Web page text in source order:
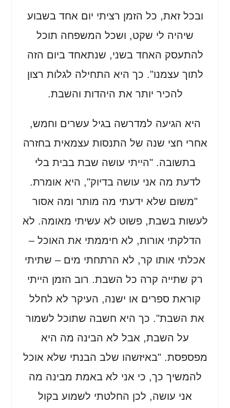
ובכל זאת, כל הזמן רציתי יום אחד בשבוע
שיהיה לי שקט, ושכל המשפחה תוכל
להתעסק האחד בשני, שנתאחד ביום הזה
לתוך עצמנו". כך היא התחילה לגלות רצון
להכיר יותר את היהדות והשבת.
היא הגיעה למדרשה בגיל עשרים וחמש,
אחרי חצי שנה של התנסות עצמאית בחזרה
בתשובה. "הייתי עושה שבת בבית בלי
לדעת מה אני עושה בדיוק", היא אומרת.
"משום שלא ידעתי מה מותר ומה אסור
לעשות בשבת, פשוט לא עשיתי מאומה. לא
הדלקתי אורות, לא חיממתי את האוכל –
אכלתי אותו קר, לא הרתחתי מים – שתיתי
רק שתייה קרה כל השבת. רוב הזמן הייתי
קוראת ספרים או ישנה, העיקר לא לחלל
את השבת". כך היא חשבה שתוכל לשמור
על השבת, אבל לא הבינה מה היא
מפספסת. "באיזשהו שלב הבנתי שלא אוכל
להמשיך כך, כי אני לא באמת מבינה מה
אני עושה, לכן החלטתי לשמוע בקול